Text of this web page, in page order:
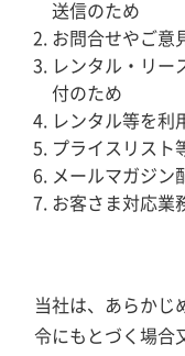
送信のため
お問合せやご意
レンタル・リー
付のため
レンタル等を利
プライスリスト
メールマガジン
お客さま対応業
当社は、あらかじ
令にもとづく場合